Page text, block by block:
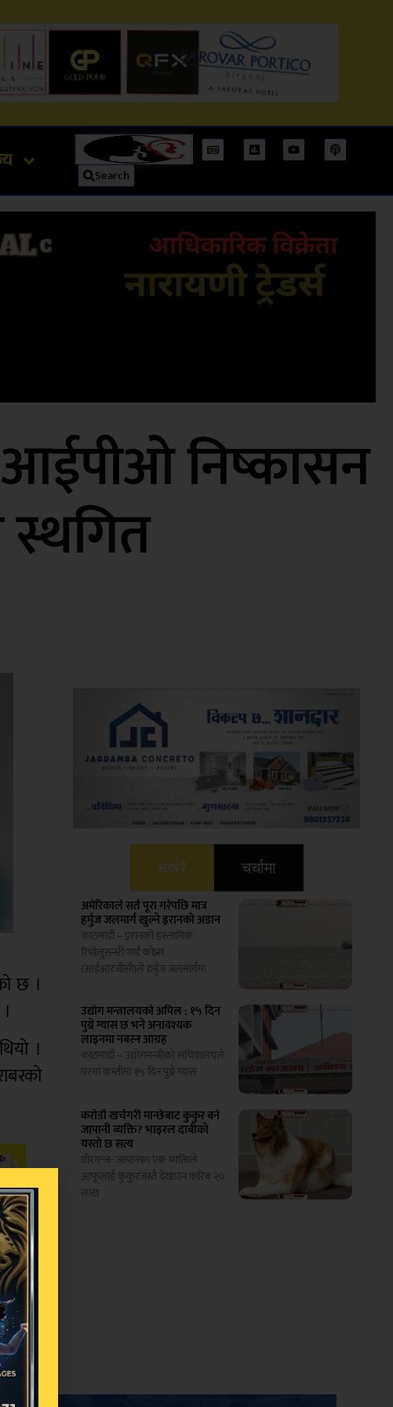
Search
निष्कासन
स्थगित
छ ।
।
भर्खरै चर्चामा
अमेरिकाले सर्त पूरा गरेपछि मात्र
हर्मुज जलमार्ग खुल्ने इरानको अडान
काठमाडौं – इरानको इस्लामिक
रिभोलुसनरी गार्ड कोप्र्स
(आईआरजीसी)ले हर्मुज जलमार्गमा
उद्योग मन्त्रालयको अपिल : १५ दिन
पुग्ने ग्यास छ भने अनावश्यक
लाइनमा नबस्न आग्रह
काठमाडौं – उद्योगमन्त्रीको सचिवालयले
घरमा कम्तीमा १५ दिन पुग्ने ग्यास
करोडौ खर्चगरी मान्छेबाट कुकुर बने
जापानी व्यक्ति? भाइरल दाबीको
यस्तो छ सत्य
वीरगन्ज- जापानका एक व्यक्तिले
आफूलाई कुकुरजस्तै देखाउन करिब २०
लाख